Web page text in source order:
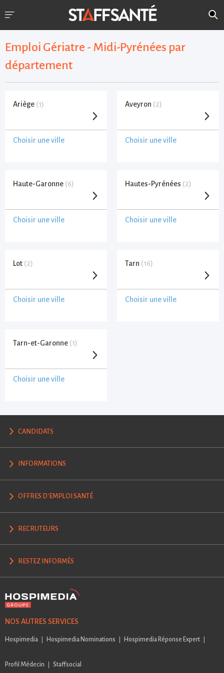
Emploi Gériatre - Midi-Pyrénées par
département
Ariège (1)
Choisir une ville
Aveyron (2)
Choisir une ville
Haute-Garonne (6)
Choisir une ville
Hautes-Pyrénées (2)
Choisir une ville
Lot (2)
Choisir une ville
Tarn (16)
Choisir une ville
Tarn-et-Garonne (1)
Choisir une ville
CANDIDATS
INFORMATIONS
OFFRES D'EMPLOI SANTÉ
RECRUTEURS
RESTEZ INFORMÉS
NOS AUTRES SERVICES
Hospimedia Hospimedia Nominations Hospimedia Réponse Expert
Profil Médecin Staffsocial